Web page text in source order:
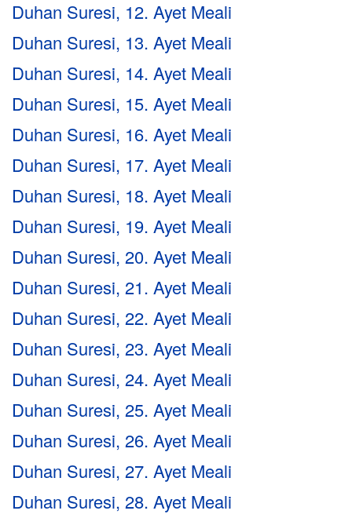
Duhan Suresi, 12. Ayet Meali
Duhan Suresi, 13. Ayet Meali
Duhan Suresi, 14. Ayet Meali
Duhan Suresi, 15. Ayet Meali
Duhan Suresi, 16. Ayet Meali
Duhan Suresi, 17. Ayet Meali
Duhan Suresi, 18. Ayet Meali
Duhan Suresi, 19. Ayet Meali
Duhan Suresi, 20. Ayet Meali
Duhan Suresi, 21. Ayet Meali
Duhan Suresi, 22. Ayet Meali
Duhan Suresi, 23. Ayet Meali
Duhan Suresi, 24. Ayet Meali
Duhan Suresi, 25. Ayet Meali
Duhan Suresi, 26. Ayet Meali
Duhan Suresi, 27. Ayet Meali
Duhan Suresi, 28. Ayet Meali